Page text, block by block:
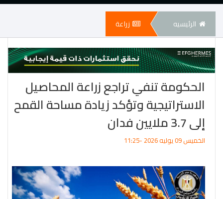
الرئيسيه زراعة
الحكومة تنفي تراجع زراعة المحاصيل
الاستراتيجية وتؤكد زيادة مساحة القمح
إلى 3.7 ملايين فدان
الخميس 09 يوليه 2026 -11:25